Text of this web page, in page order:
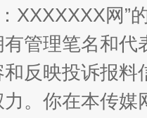
XXXXXXX网”
管理笔名和
反映投诉报
。你在本传